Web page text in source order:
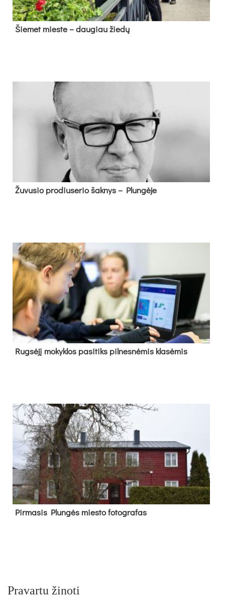
Šie­met mies­te – dau­giau žie­dų
Žu­vu­sio pro­diu­se­rio šak­nys – Plun­gė­je
Rug­sė­jį mo­kyk­los pa­si­tiks pil­nes­nė­mis kla­sė­mis
Pir­ma­sis Plun­gės mies­to fo­tog­ra­fas
Pravartu žinoti